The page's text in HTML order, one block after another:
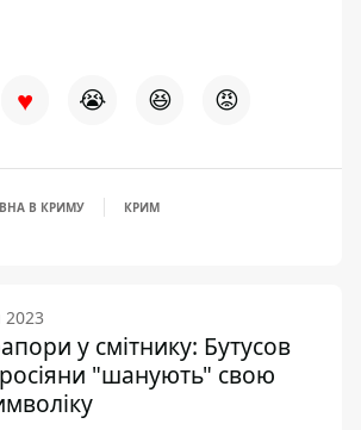
♥ 😭 😆 😡
В КРИМУ КРИМ
2023
у смітнику: Бутусов
"шанують" свою